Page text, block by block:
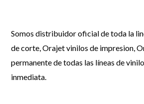
Somos distribuidor oficial de toda la
de corte, Orajet vinilos de impresion,
permanente de todas las líneas de
inmediata.